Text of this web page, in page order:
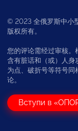
© 2023 全俄罗斯中小
版权所有。
您的评论需经过审核。
含有脏话和（或）人身
为点、破折号等符号
论。
Вступи в